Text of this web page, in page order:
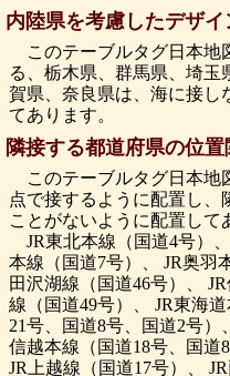
内陸県を考慮したデザイ
このテーブルタグ日本地
る、栃木県、群馬県、埼
賀県、奈良県は、海に接し
てあります。
隣接する都道府県の位
このテーブルタグ日本地
点で接するように配置し、
ことがないように配置して
JR東北本線（国道4号）
本線（国道7号）、 JR奥羽
田沢湖線（国道46号）、
線（国道49号）、 JR東海
21号、国道8号、国道2号）
信越本線（国道18号、国道
JR上越線（国道17号）、